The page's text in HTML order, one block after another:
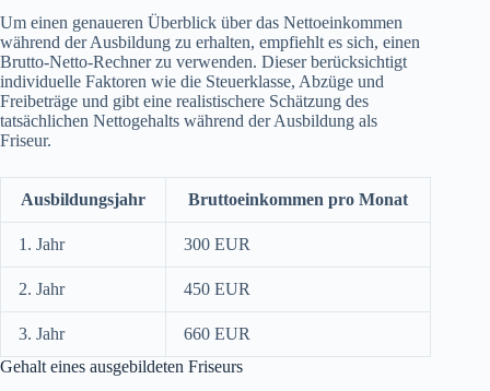
Um einen genaueren Überblick über das Nettoeinkommen
während der Ausbildung zu erhalten, empfiehlt es sich, einen
Brutto-Netto-Rechner zu verwenden. Dieser berücksichtigt
individuelle Faktoren wie die Steuerklasse, Abzüge und
Freibeträge und gibt eine realistischere Schätzung des
tatsächlichen Nettogehalts während der Ausbildung als
Friseur.
Ausbildungsjahr Bruttoeinkommen pro Monat
1. Jahr 300 EUR
2. Jahr 450 EUR
3. Jahr
660 EUR
Gehalt eines ausgebildeten Friseurs